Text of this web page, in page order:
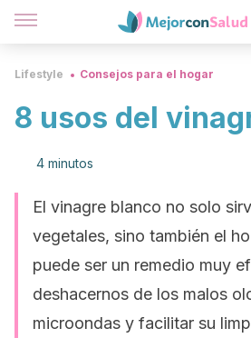
Lifestyle Consejos para el hogar
8 usos del
4 minutos
El vinagre blanco no solo
vegetales, sino también el
puede ser un remedio muy
deshacernos de los malos
microondas y facilitar su